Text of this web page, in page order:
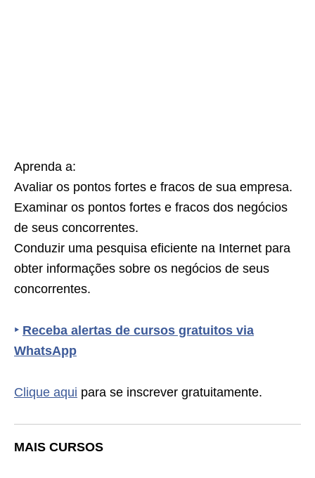
Aprenda a:
Avaliar os pontos fortes e fracos de sua empresa.
Examinar os pontos fortes e fracos dos negócios
de seus concorrentes.
Conduzir uma pesquisa eficiente na Internet para
obter informações sobre os negócios de seus
concorrentes.
‣ Receba alertas de cursos gratuitos via
WhatsApp
Clique aqui para se inscrever gratuitamente.
MAIS CURSOS